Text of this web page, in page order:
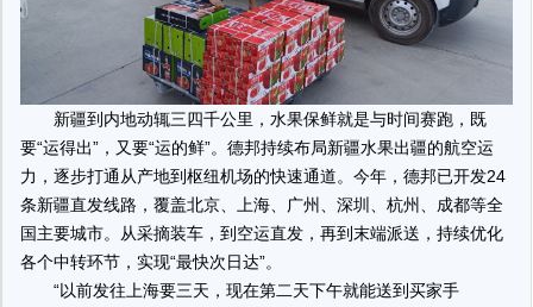
新疆到内地动辄三四千公里，水果保鲜就是与时间赛跑，既
要“运得出”，又要“运的鲜”。德邦持续布局新疆水果出疆的航空运
力，逐步打通从产地到枢纽机场的快速通道。今年，德邦已开发24
条新疆直发线路，覆盖北京、上海、广州、深圳、杭州、成都等全
国主要城市。从采摘装车，到空运直发，再到末端派送，持续优化
各个中转环节，实现“最快次日达”。
“以前发往上海要三天，现在第二天下午就能送到买家手